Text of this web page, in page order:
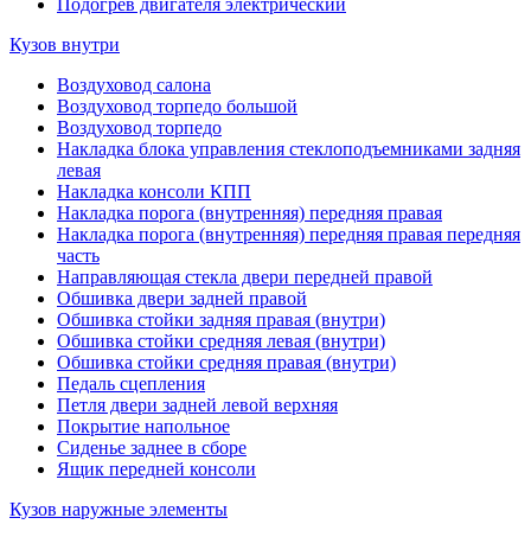
Кузов внутри
Воздуховод салона
Воздуховод торпедо большой
Воздуховод торпедо
Накладка блока управления стеклоподъемниками задняя
левая
Накладка консоли КПП
Накладка порога (внутренняя) передняя правая
Накладка порога (внутренняя) передняя правая передняя
часть
Направляющая стекла двери передней правой
Обшивка двери задней правой
Обшивка стойки задняя правая (внутри)
Обшивка стойки средняя левая (внутри)
Обшивка стойки средняя правая (внутри)
Педаль сцепления
Петля двери задней левой верхняя
Покрытие напольное
Сиденье заднее в сборе
Ящик передней консоли
Кузов наружные элементы